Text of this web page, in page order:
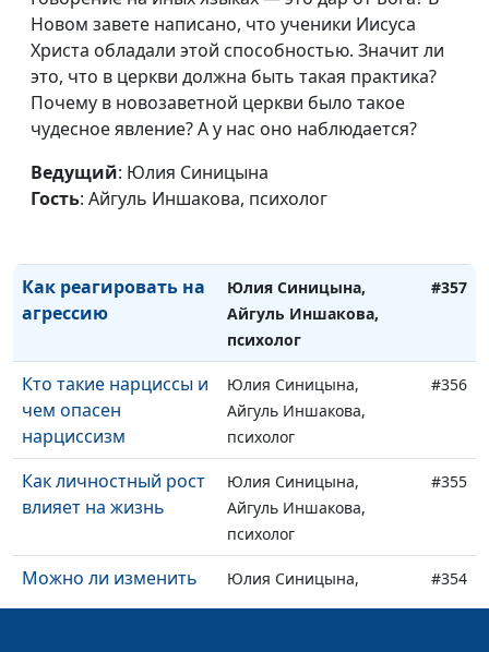
Новом завете написано, что ученики Иисуса
Христа обладали этой способностью. Значит ли
это, что в церкви должна быть такая практика?
Почему в новозаветной церкви было такое
чудесное явление? А у нас оно наблюдается?
Ведущий: Юлия Синицына
Гость: Айгуль Иншакова, психолог
свой круг общения
Айгуль Иншакова,
психолог
Как говорить
близкому о его
недостатках
Мария Мараханова,
Айгуль Иншакова,
Как понять сильные
стороны своей
Юлия Синицына,
Как реагировать на
агрессию
Юлия Синицына,
Айгуль Иншакова,
психолог
#357
Кто такие нарциссы и
чем опасен
нарциссизм
Юлия Синицына,
Айгуль Иншакова,
психолог
#356
Как личностный рост
влияет на жизнь
Юлия Синицына,
Айгуль Иншакова,
психолог
#355
Можно ли изменить
темперамент
Юлия Синицына,
Айгуль Иншакова,
#354